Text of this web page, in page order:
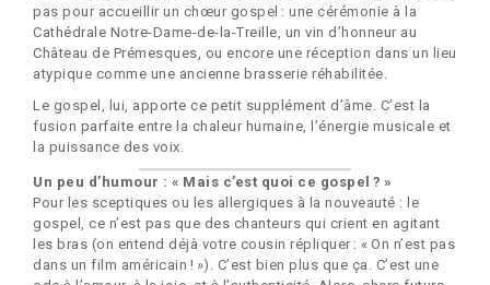
pas pour accueillir un chœur gospel : une cérémonie à la
Cathédrale Notre-Dame-de-la-Treille, un vin d’honneur au
Château de Prémesques, ou encore une réception dans un lieu
atypique comme une ancienne brasserie réhabilitée.
Le gospel, lui, apporte ce petit supplément d’âme. C’est la
fusion parfaite entre la chaleur humaine, l’énergie musicale et
la puissance des voix.
Un peu d’humour : « Mais c’est quoi ce gospel ? »
Pour les sceptiques ou les allergiques à la nouveauté : le
gospel, ce n’est pas que des chanteurs qui crient en agitant
les bras (on entend déjà votre cousin répliquer : « On n’est pas
dans un film américain ! »). C’est bien plus que ça. C’est une